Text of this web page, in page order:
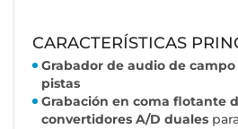
CARACTERÍSTICAS
Grabador de audio de campo
pistas
Grabación en coma flotante
convertidores A/D duales